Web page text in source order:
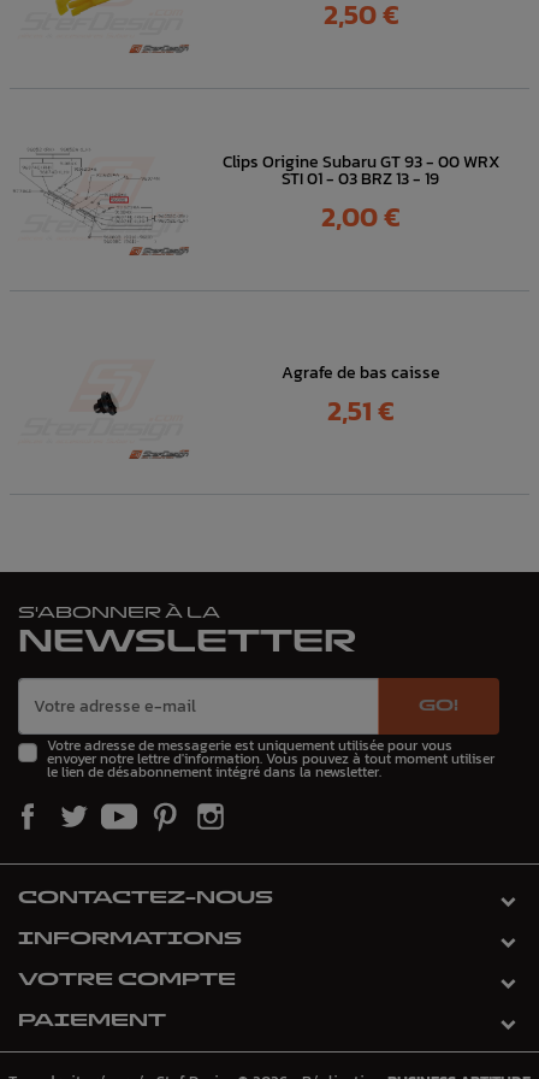
2,50 €
Clips Origine Subaru GT 93 - 00 WRX
STI 01 - 03 BRZ 13 - 19
Prix
2,00 €
Agrafe de bas caisse
Prix
2,51 €
S'ABONNER À LA
NEWSLETTER
GO!
Votre adresse de messagerie est uniquement utilisée pour vous
envoyer notre lettre d'information. Vous pouvez à tout moment utiliser
le lien de désabonnement intégré dans la newsletter.
CONTACTEZ-NOUS
INFORMATIONS
VOTRE COMPTE
PAIEMENT